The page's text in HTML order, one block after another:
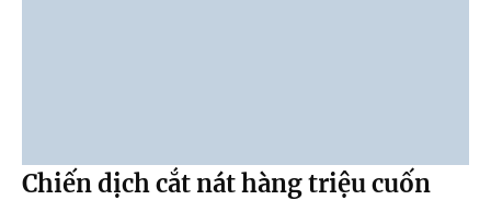
Chiến dịch cắt nát hàng triệu cuốn